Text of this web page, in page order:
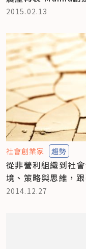
2015.02.13
社會創業家 趨勢
從非營利組織到社
境、策略與思維，
2014.12.27